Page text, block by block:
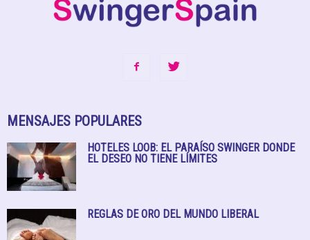
MENSAJES POPULARES
HOTELES LOOB: EL PARAÍSO SWINGER DONDE
EL DESEO NO TIENE LÍMITES
REGLAS DE ORO DEL MUNDO LIBERAL